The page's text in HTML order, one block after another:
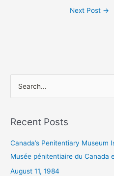
Next Post →
c
h
f
Recent Posts
Canada’s Penitentiary Museum
Musée pénitentiaire du Canada
August 11, 1984